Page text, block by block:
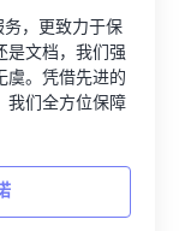
，更致力于保
是文档，我们强
虞。凭借先进的
我们全方位保障